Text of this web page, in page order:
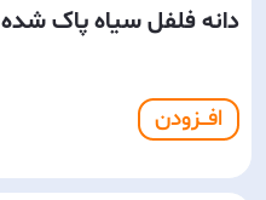
دانه فلفل سیاه پاک شده
افـــزودن